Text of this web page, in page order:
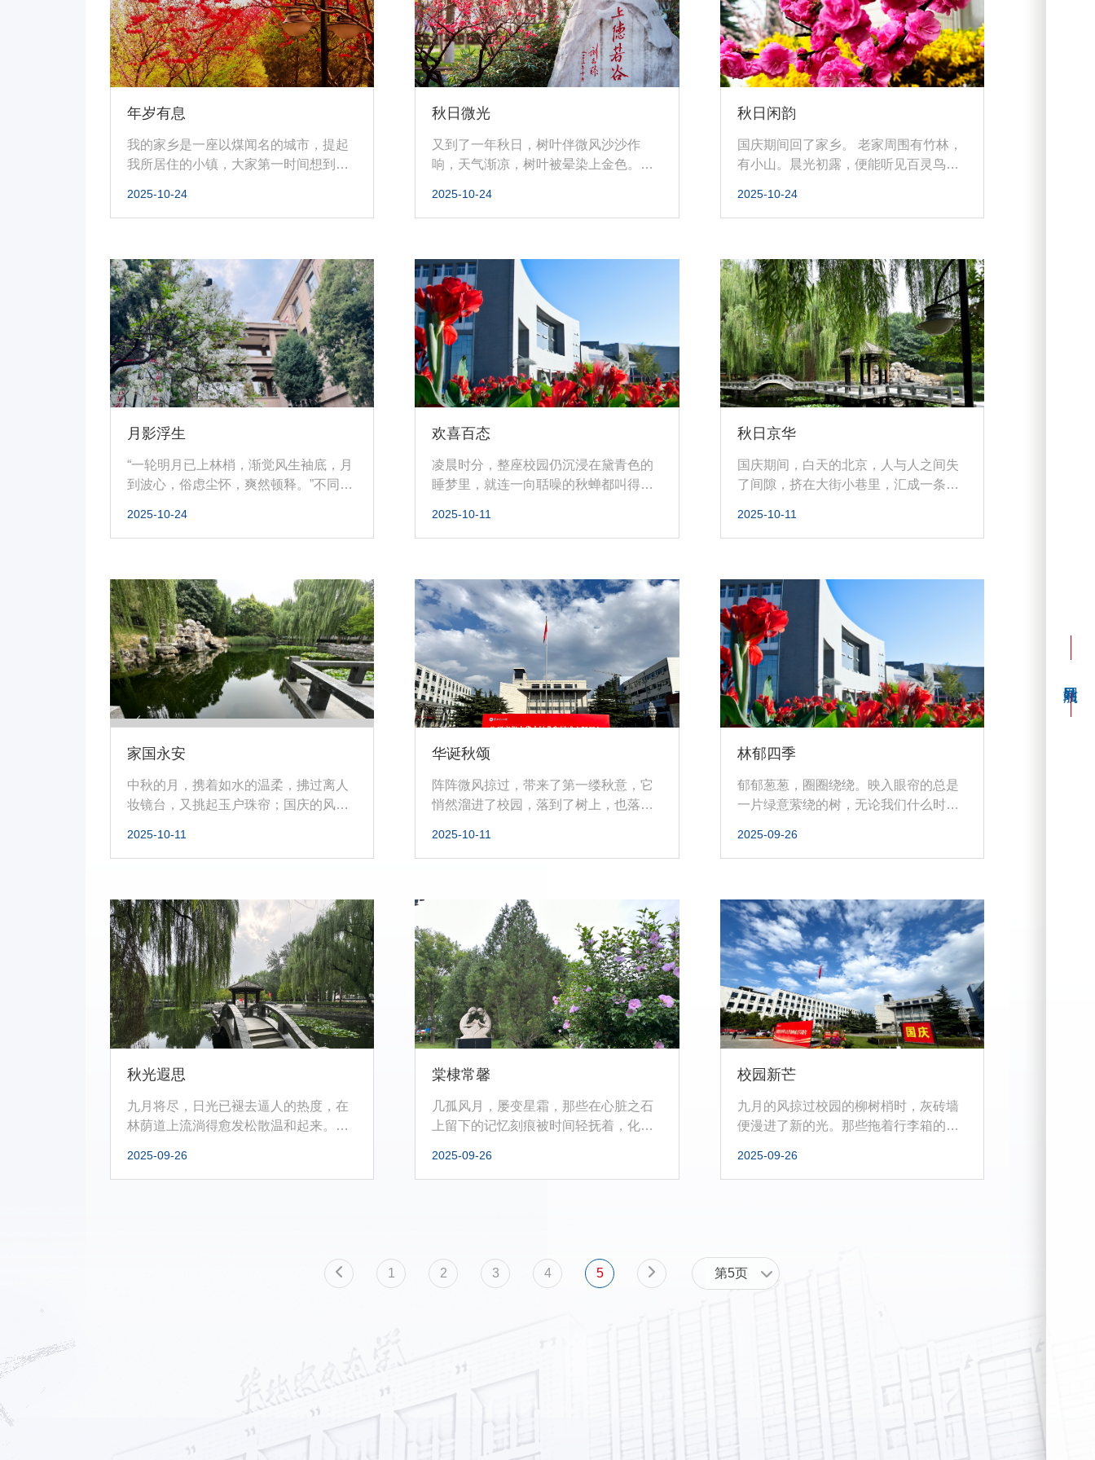
年岁有息
我的家乡是一座以煤闻名的城市，提起
我所居住的小镇，大家第一时间想到
2025-10-24
秋日微光
又到了一年秋日，树叶伴微风沙沙作
响，天气渐凉，树叶被晕染上金色。阵
2025-10-24
秋日闲韵
国庆期间回了家乡。 老家周围有竹林，
有小山。晨光初露，便能听见百灵鸟立
2025-10-24
月影浮生
“一轮明月已上林梢，渐觉风生袖底，月
到波心，俗虑尘怀，爽然顿释。”不同于
2025-10-24
欢喜百态
凌晨时分，整座校园仍沉浸在黛青色的
睡梦里，就连一向聒噪的秋蝉都叫得格
2025-10-11
秋日京华
国庆期间，白天的北京，人与人之间失
了间隙，挤在大街小巷里，汇成一条奔
2025-10-11
家国永安
中秋的月，携着如水的温柔，拂过离人
妆镜台，又挑起玉户珠帘；国庆的风，
2025-10-11
华诞秋颂
阵阵微风掠过，带来了第一缕秋意，它
悄然溜进了校园，落到了树上，也落到
2025-10-11
林郁四季
郁郁葱葱，圈圈绕绕。映入眼帘的总是
一片绿意萦绕的树，无论我们什么时候
2025-09-26
秋光遐思
九月将尽，日光已褪去逼人的热度，在
林荫道上流淌得愈发松散温和起来。梧
2025-09-26
棠棣常馨
几孤风月，屡变星霜，那些在心脏之石
上留下的记忆刻痕被时间轻抚着，化作
2025-09-26
校园新芒
九月的风掠过校园的柳树梢时，灰砖墙
便漫进了新的光。那些拖着行李箱的身
2025-09-26
1 2 3 4 5 第5页